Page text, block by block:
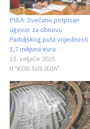
PULA: Svečano potpisan
ugovor za obnovu
Paduljskog puta vrijednosti
1,7 milijuna eura
15. veljače 2025.
U "KOD SUSJEDA"